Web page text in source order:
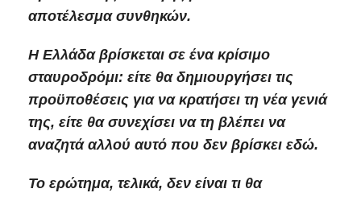
αποτέλεσμα συνθηκών.
Η Ελλάδα βρίσκεται σε ένα κρίσιμο
σταυροδρόμι: είτε θα δημιουργήσει τις
προϋποθέσεις για να κρατήσει τη νέα γενιά
της, είτε θα συνεχίσει να τη βλέπει να
αναζητά αλλού αυτό που δεν βρίσκει εδώ.
Το ερώτημα, τελικά, δεν είναι τι θα